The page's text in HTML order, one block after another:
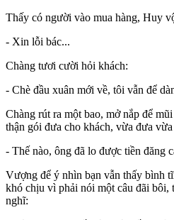
Thấy có người vào mua hàng, Huy
- Xin lỗi bác...
Chàng tươi cười hỏi khách:
- Chè đầu xuân mới về, tôi vẫn để
Chàng rút ra một bao, mở nắp để
thận gói đưa cho khách, vừa đưa
- Thế nào, ông đã lo được tiền đăng
Vượng để ý nhìn bạn vẫn thấy bình
khó chịu vì phải nói một câu đãi bôi,
nghĩ: